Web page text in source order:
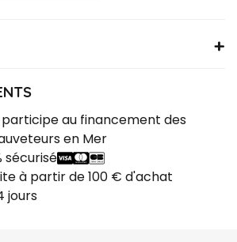
au financement des
en Mer
sécurisé
à partir de 100 € d'achat
jours